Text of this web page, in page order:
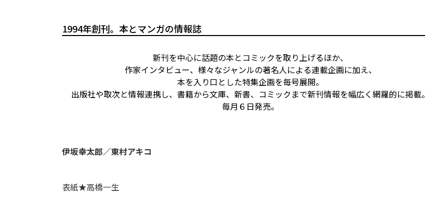
1994年創刊。本とマンガの情報誌
新刊を中心に話題の本とコミックを取り上げるほか、
作家インタビュー、様々なジャンルの著名人による連載企画に加え、
本を入り口とした特集企画を毎号展開。
出版社や取次と情報連携し、書籍から文庫、新書、コミックまで新刊情報を幅広く網羅的に掲載。
毎月６日発売。
伊坂幸太郎／東村アキコ
表紙★高橋一生